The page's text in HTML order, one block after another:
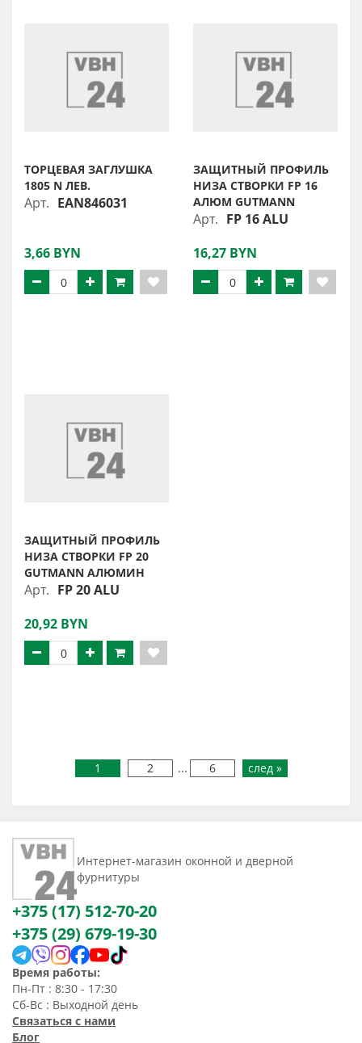
ТОРЦЕВАЯ ЗАГЛУШКА
1805 N ЛЕВ.
Арт. EAN846031
3,66 BYN
ЗАЩИТНЫЙ ПРОФИЛЬ
НИЗА СТВОРКИ FP 16
АЛЮМ GUTMANN
Арт. FP 16 ALU
16,27 BYN
ЗАЩИТНЫЙ ПРОФИЛЬ
НИЗА СТВОРКИ FP 20
GUTMANN АЛЮМИН
Арт. FP 20 ALU
20,92 BYN
1 2 ... 6 след »
Интернет-магазин оконной и дверной
фурнитуры
+375 (17) 512-70-20
+375 (29) 679-19-30
Время работы:
Пн-Пт : 8:30 - 17:30
Сб-Вс : Выходной день
Связаться с нами
Блог